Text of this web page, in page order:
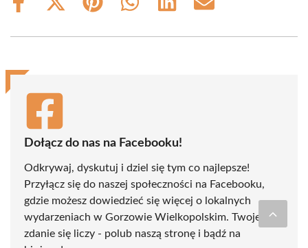
Share
Share
(Twitter)
Share
Share
Share
Share
Dołącz do nas na Facebooku!
Odkrywaj, dyskutuj i dziel się tym co najlepsze!
Przyłącz się do naszej społeczności na Facebooku,
gdzie możesz dowiedzieć się więcej o lokalnych
wydarzeniach w Gorzowie Wielkopolskim. Twoje
zdanie się liczy - polub naszą stronę i bądź na